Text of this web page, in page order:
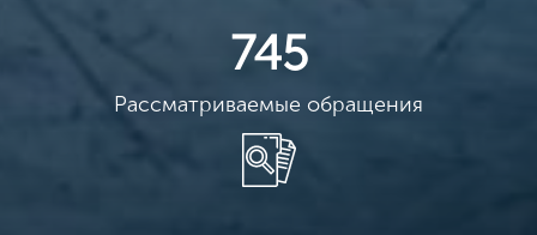
745
Рассматриваемые обращения